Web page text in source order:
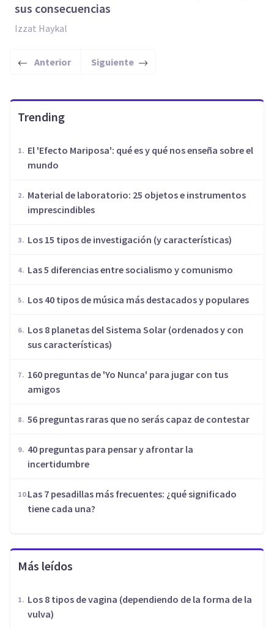
sus consecuencias
Izzat Haykal
Anterior Siguiente
Trending
El 'Efecto Mariposa': qué es y qué nos enseña sobre el
mundo
Material de laboratorio: 25 objetos e instrumentos
imprescindibles
Los 15 tipos de investigación (y características)
Las 5 diferencias entre socialismo y comunismo
Los 40 tipos de música más destacados y populares
Los 8 planetas del Sistema Solar (ordenados y con
sus características)
160 preguntas de 'Yo Nunca' para jugar con tus
amigos
56 preguntas raras que no serás capaz de contestar
40 preguntas para pensar y afrontar la
incertidumbre
Las 7 pesadillas más frecuentes: ¿qué significado
tiene cada una?
Más leídos
Los 8 tipos de vagina (dependiendo de la forma de la
vulva)